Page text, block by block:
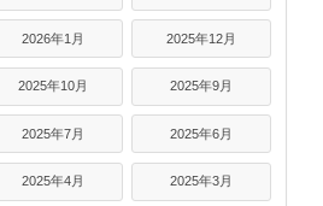
2026年1月 2025年12月
2025年10月 2025年9月
2025年7月 2025年6月
2025年4月 2025年3月